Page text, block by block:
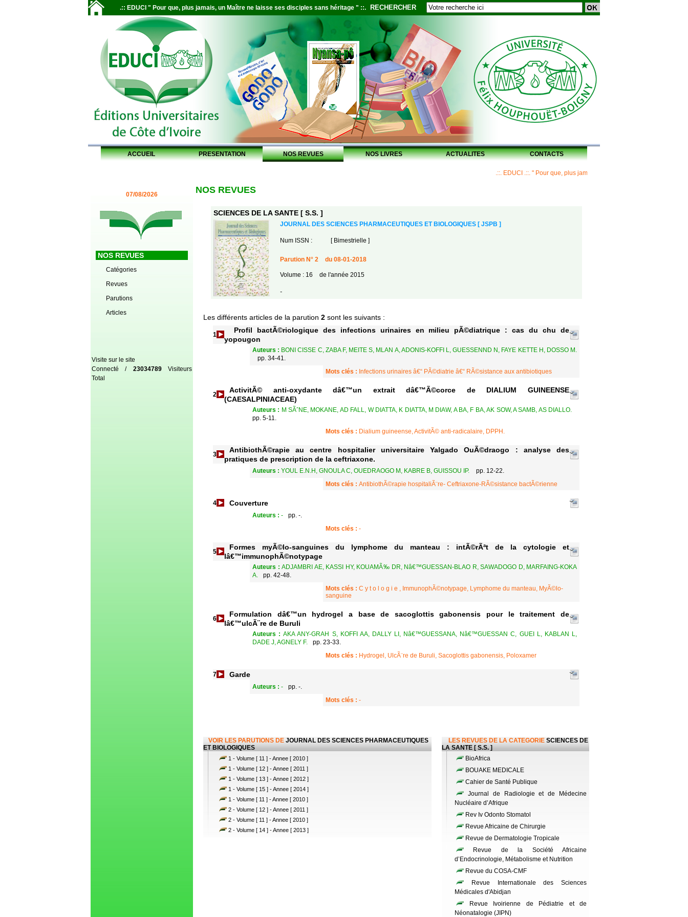
.:: EDUCI " Pour que, plus jamais, un Maître ne laisse ses disciples sans héritage " ::. RECHERCHER
ACCUEIL PRESENTATION NOS REVUES NOS LIVRES ACTUALITES CONTACTS
.::. EDUCI .::. " Pour que, plus jamais, un Maître ne laisse ses disciples
07/08/2026
NOS REVUES
Catégories
Revues
Parutions
Articles
Visite sur le site
Connecté / 23034789Visiteurs
Total
NOS REVUES
SCIENCES DE LA SANTE [ S.S. ]
JOURNAL DES SCIENCES PHARMACEUTIQUES ET BIOLOGIQUES [ JSPB ]
Num ISSN : [ Bimestrielle ]
Parution N° 2 du 08-01-2018
Volume : 16 de l'année 2015
-
Les différents articles de la parution 2 sont les suivants :
1
Profil bactÃ©riologique des infections urinaires en milieu pÃ©diatrique : cas du chu de
yopougon
Auteurs : BONI CISSE C, ZABA F, MEITE S, MLAN A, ADONIS-KOFFI L, GUESSENND N, FAYE KETTE H, DOSSO M.
pp. 34-41.
Mots clés : Infections urinaires â€“ PÃ©diatrie â€“ RÃ©sistance aux antibiotiques
2
ActivitÃ© anti-oxydante dâ€™un extrait dâ€™Ã©corce de DIALIUM GUINEENSE
(CAESALPINIACEAE)
Auteurs : M SÃˆNE, MOKANE, AD FALL, W DIATTA, K DIATTA, M DIAW, A BA, F BA, AK SOW, A SAMB, AS DIALLO.
pp. 5-11.
Mots clés : Dialium guineense, ActivitÃ© anti-radicalaire, DPPH.
3
AntibiothÃ©rapie au centre hospitalier universitaire Yalgado OuÃ©draogo : analyse des
pratiques de prescription de la ceftriaxone.
Auteurs : YOUL E.N.H, GNOULA C, OUEDRAOGO M, KABRE B, GUISSOU IP.
pp. 12-22.
Mots clés : AntibiothÃ©rapie hospitaliÃ¨re- Ceftriaxone-RÃ©sistance bactÃ©rienne
4 Couverture
Auteurs : -
pp. -.
Mots clés : -
5
Formes myÃ©lo-sanguines du lymphome du manteau : intÃ©rÃªt de la cytologie et
lâ€™immunophÃ©notypage
Auteurs : ADJAMBRI AE, KASSI HY, KOUAMÃ‰ DR, Nâ€™GUESSAN-BLAO R, SAWADOGO D, MARFAING-KOKA
A.
pp. 42-48.
Mots clés : C y t o l o g i e , ImmunophÃ©notypage, Lymphome du manteau, MyÃ©lo-
sanguine
6
Formulation dâ€™un hydrogel a base de sacoglottis gabonensis pour le traitement de
lâ€™ulcÃ¨re de Buruli
Auteurs :AKA ANY-GRAH S, KOFFI AA, DALLY LI, Nâ€™GUESSANA, Nâ€™GUESSAN C, GUEI L, KABLAN L,
DADE J, AGNELY F.
pp. 23-33.
Mots clés : Hydrogel, UlcÃ¨re de Buruli, Sacoglottis gabonensis, Poloxamer
7 Garde
Auteurs : -
pp. -.
Mots clés : -
VOIR LES PARUTIONS DE JOURNAL DES SCIENCES PHARMACEUTIQUES
ET BIOLOGIQUES
1 - Volume [ 11 ] - Annee [ 2010 ]
1 - Volume [ 12 ] - Annee [ 2011 ]
1 - Volume [ 13 ] - Annee [ 2012 ]
1 - Volume [ 15 ] - Annee [ 2014 ]
1 - Volume [ 11 ] - Annee [ 2010 ]
2 - Volume [ 12 ] - Annee [ 2011 ]
2 - Volume [ 11 ] - Annee [ 2010 ]
2 - Volume [ 14 ] - Annee [ 2013 ]
LES REVUES DE LA CATEGORIE SCIENCES DE
LA SANTE [ S.S. ]
BioAfrica
BOUAKE MEDICALE
Cahier de Santé Publique
Journal de Radiologie et de Médecine
Nucléaire d’Afrique
Rev Iv Odonto Stomatol
Revue Africaine de Chirurgie
Revue de Dermatologie Tropicale
Revue de la Société Africaine
d’Endocrinologie, Métabolisme et Nutrition
Revue du COSA-CMF
Revue Internationale des Sciences
Médicales d'Abidjan
Revue Ivoirienne de Pédiatrie et de
Néonatalogie (JIPN)